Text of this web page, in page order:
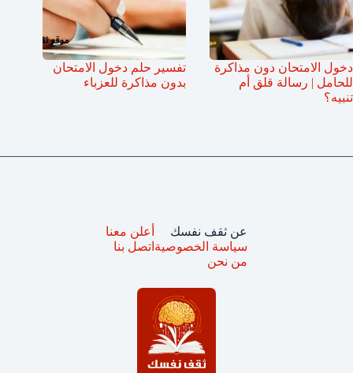
دخول الامتحان دون مذاكرة
للحامل | رسالة قلق أم
تنبيه؟
تفسير حلم دخول الامتحان
بدون مذاكرة للعزباء
عن ثقف نفسك
سياسة الخصوصية
من نحن
أعلن معنا
اتصل بنا